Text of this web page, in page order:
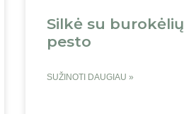
Silkė su burokėlių
pesto
SUŽINOTI DAUGIAU »